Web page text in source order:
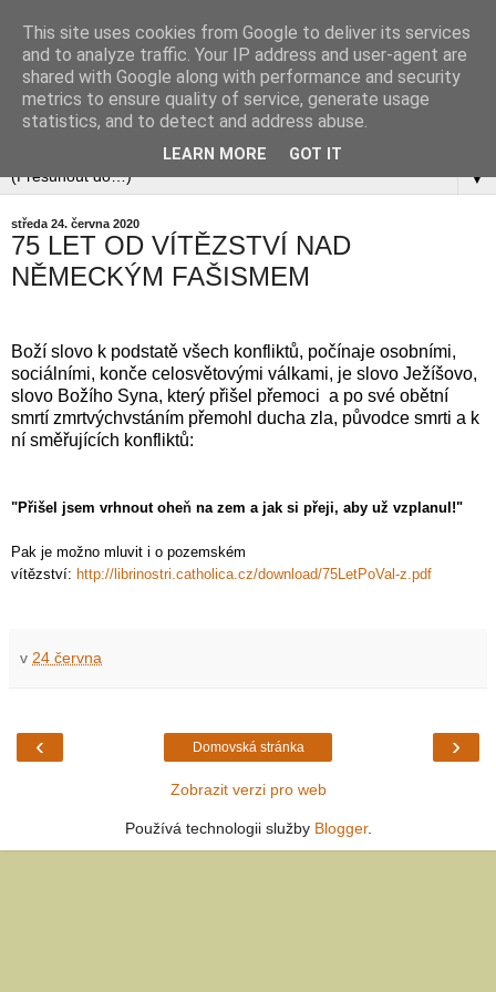
▼
středa 24. června 2020
75 LET OD VÍTĚZSTVÍ NAD
NĚMECKÝM FAŠISMEM
Boží slovo k podstatě všech konfliktů, počínaje osobními,
sociálními, konče celosvětovými válkami, je slovo Ježíšovo,
slovo Božího Syna, který přišel přemoci a po své obětní
smrtí zmrtvýchvstáním přemohl ducha zla, původce smrti a k
ní směřujících konfliktů:
"Přišel jsem vrhnout oheň na zem a jak si přeji, aby už vzplanul!"
Pak je možno mluvit i o pozemském
vítězství: http://librinostri.catholica.cz/download/75LetPoVal-z.pdf
v 24 června
‹ ›
Domovská stránka
Zobrazit verzi pro web
Používá technologii služby Blogger.
This site uses cookies from Google to deliver its services
and to analyze traffic. Your IP address and user-agent are
shared with Google along with performance and security
metrics to ensure quality of service, generate usage
statistics, and to detect and address abuse.
LEARN MORE GOT IT